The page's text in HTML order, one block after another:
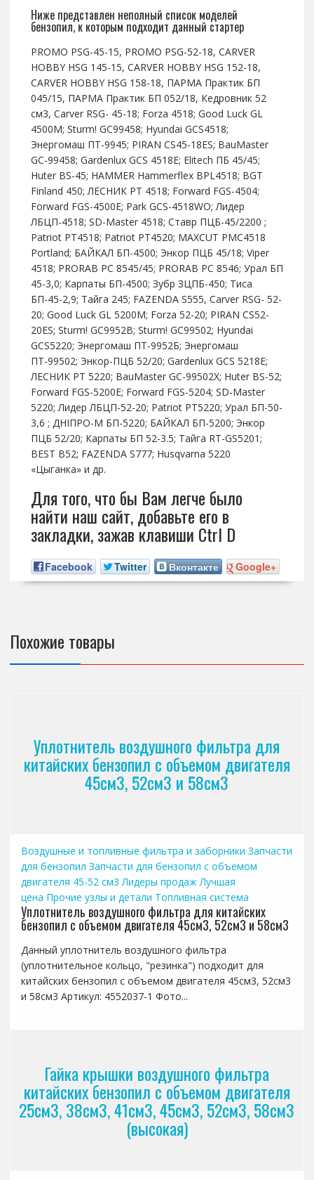
Ниже представлен неполный список моделей
бензопил, к которым подходит данный стартер
PROMO PSG-45-15, PROMO PSG-52-18, CARVER
HOBBY HSG 145-15, CARVER HOBBY HSG 152-18,
CARVER HOBBY HSG 158-18, ПАРМА Практик БП
045/15, ПАРМА Практик БП 052/18, Кедровник 52
см3, Carver RSG- 45-18; Forza 4518; Good Luck GL
4500M; Sturm! GC99458; Hyundai GCS4518;
Энергомаш ПТ-9945; PIRAN CS45-18ES; BauMaster
GC-99458; Gardenlux GCS 4518E; Elitech ПБ 45/45;
Huter BS-45; HAMMER Hammerflex BPL4518; BGT
Finland 450; ЛЕСНИК PT 4518; Forward FGS-4504;
Forward FGS-4500E; Park GCS-4518WO; Лидер
ЛБЦП-4518; SD-Master 4518; Ставр ПЦБ-45/2200 ;
Patriot РТ4518; Patriot РТ4520; MAXCUT PMC4518
Portland; БАЙКАЛ БП-4500; Энкор ПЦБ 45/18; Viper
4518; PRORAB PC 8545/45; PRORAB PC 8546; Урал БП
45-3,0; Карпаты БП-4500; Зубр ЗЦПБ-450; Тиса
БП-45-2,9; Тайга 245; FAZENDA S555, Carver RSG- 52-
20; Good Luck GL 5200M; Forza 52-20; PIRAN CS52-
20ES; Sturm! GC9952B; Sturm! GC99502; Hyundai
GCS5220; Энергомаш ПТ-9952Б; Энергомаш
ПТ-99502; Энкор-ПЦБ 52/20; Gardenlux GCS 5218E;
ЛЕСНИК РТ 5220; BauMaster GC-99502X; Huter BS-52;
Forward FGS-5200E; Forward FGS-5204; SD-Master
5220; Лидер ЛБЦП-52-20; Patriot РТ5220; Урал БП-50-
3,6 ; ДНІПРО-М БП-5220; БАЙКАЛ БП-5200; Энкор
ПЦБ 52/20; Карпаты БП 52-3.5; Тайга RT-GS5201;
BEST B52; FAZENDA S777; Husqvarna 5220
«Цыганка» и др.
Для того, что бы Вам легче было
найти наш сайт, добавьте его в
закладки, зажав клавиши Ctrl D
Facebook Twitter Вконтакте Google+
Похожие товары
Уплотнитель воздушного фильтра для
китайских бензопил с объемом двигателя
45см3, 52см3 и 58см3
Воздушные и топливные фильтра и заборники Запчасти
для бензопил Запчасти для бензопил с объемом
двигателя 45-52 см3 Лидеры продаж Лучшая
цена Прочие узлы и детали Топливная система
Уплотнитель воздушного фильтра для китайских
бензопил с объемом двигателя 45см3, 52см3 и 58см3
Данный уплотнитель воздушного фильтра
(уплотнительное кольцо, "резинка") подходит для
китайских бензопил с объемом двигателя 45см3, 52см3
и 58см3 Артикул: 4552037-1 Фото...
Гайка крышки воздушного фильтра
китайских бензопил с объемом двигателя
25см3, 38см3, 41см3, 45см3, 52см3, 58см3
(высокая)